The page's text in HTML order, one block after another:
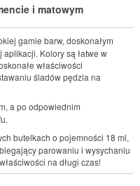
i matowym
gamie barw, doskonałym
Kolory są łatwe w
właściwości
śladów pędzla na
a po odpowiednim
butelkach o pojemności 18 ml,
parowaniu i wysychaniu
na długi czas!